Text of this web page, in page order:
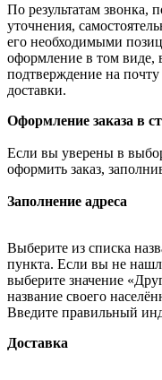
По результатам звонка,
уточнения,
его необходимыми
оформление в том виде,
подтверждение на
доставки.
Оформление заказа в
Если вы уверены в
оформить заказ,
Заполнение адреса
Выберите из списка
пункта. Если вы не
выберите значение
название своего
Введите правильный
Доставка